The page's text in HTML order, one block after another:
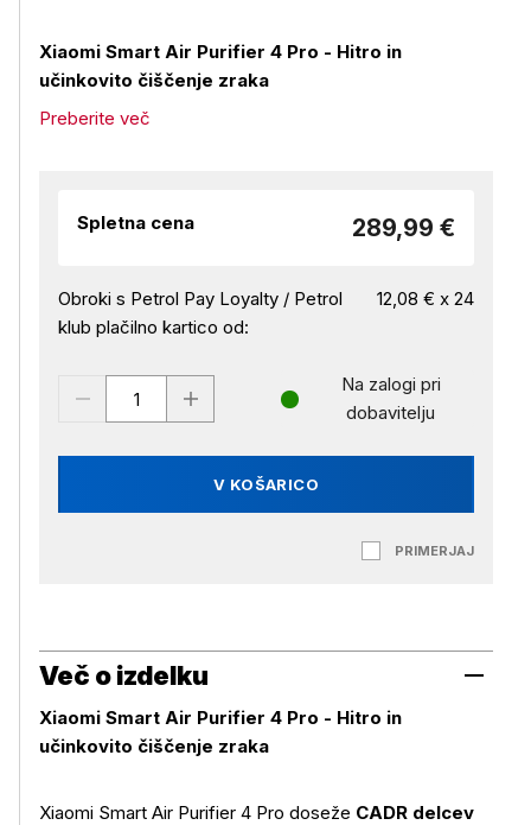
Xiaomi Smart Air Purifier 4 Pro - Hitro in
učinkovito čiščenje zraka
Preberite več
Spletna cena 289,99 €
Obroki s Petrol Pay Loyalty / Petrol
klub plačilno kartico od:
12,08 € x 24
V KOŠARICO
Na zalogi pri
dobavitelju
PRIMERJAJ
Več o izdelku
Xiaomi Smart Air Purifier 4 Pro - Hitro in
učinkovito čiščenje zraka
Xiaomi Smart Air Purifier 4 Pro doseže CADR delcev